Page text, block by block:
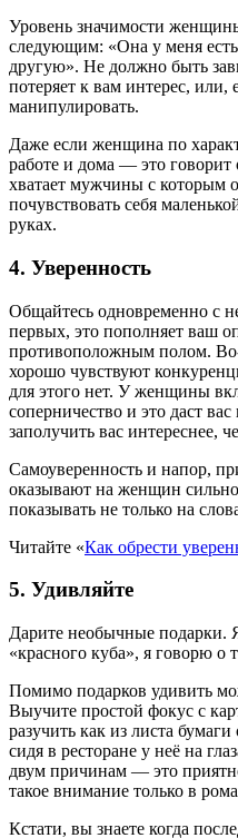
Уровень значимости
следующим: «Она у меня
другую». Не должно быть
потеряет к вам интерес,
манипулировать.
Даже если женщина по
работе и дома — это говорит
хватает мужчины с которым
почувствовать себя
руках.
4. Уверенность
Общайтесь одновременно с
первых, это пополняет ваш
противоположным полом.
хорошо чувствуют
для этого нет. У женщины
соперничество и это даст
заполучить вас интереснее,
Самоуверенность и напор,
оказывают на женщин
показывать не только на
Читайте «Как обрести
5. Удивляйте
Дарите необычные подарки.
«красного куба», я говорю о
Помимо подарков удивить
Выучите простой фокус с
разучить как из листа бумаги
сидя в ресторане у неё на
двум причинам — это
такое внимание только в
Кстати, вы знаете когда